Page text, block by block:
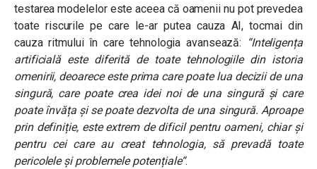
testarea modelelor este aceea că oamenii nu pot prevedea
toate riscurile pe care le-ar putea cauza AI, tocmai din
cauza ritmului în care tehnologia avansează:
“Inteligența
artificială este diferită de toate tehnologiile din istoria
omenirii, deoarece este prima care poate lua decizii de una
singură, care poate crea idei noi de una singură și care
poate învăța și se poate dezvolta de una singură. Aproape
prin definiție, este extrem de dificil pentru oameni, chiar și
pentru cei care au creat tehnologia, să prevadă toate
pericolele și problemele potențiale“.